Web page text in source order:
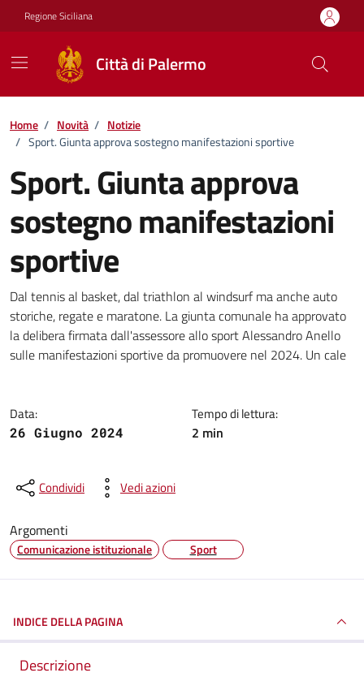
Vai ai contenuti
Vai al footer
Regione Siciliana
Città di Palermo
Home / Novità / Notizie
/ Sport. Giunta approva sostegno manifestazioni sportive
Sport. Giunta approva
sostegno manifestazioni
sportive
Dettagli della notizia
Dal tennis al basket, dal triathlon al windsurf ma anche auto
storiche, regate e maratone. La giunta comunale ha approvato
la delibera firmata dall'assessore allo sport Alessandro Anello
sulle manifestazioni sportive da promuovere nel 2024. Un cale
Data:
26 Giugno 2024
Tempo di lettura:
2 min
Condividi Vedi azioni
Argomenti
Comunicazione istituzionale Sport
INDICE DELLA PAGINA
Descrizione